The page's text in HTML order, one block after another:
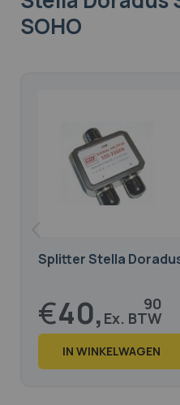
SOHO
Splitter Stella
€40, 90
€ 49,
IN WINKELWAGEN